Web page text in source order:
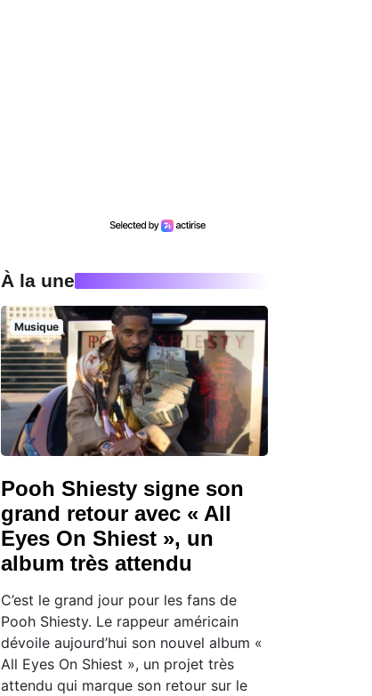
À la une
Musique
Pooh Shiesty signe son
grand retour avec « All
Eyes On Shiest », un
album très attendu
C’est le grand jour pour les fans de
Pooh Shiesty. Le rappeur américain
dévoile aujourd’hui son nouvel album «
All Eyes On Shiest », un projet très
attendu qui marque son retour sur le